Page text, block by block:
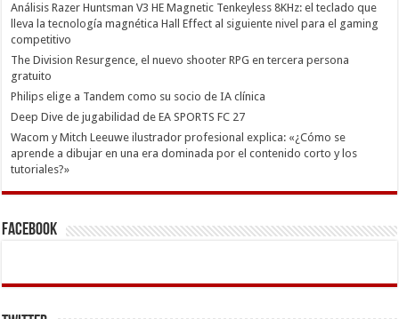
Análisis Razer Huntsman V3 HE Magnetic Tenkeyless 8KHz: el teclado que
lleva la tecnología magnética Hall Effect al siguiente nivel para el gaming
competitivo
The Division Resurgence, el nuevo shooter RPG en tercera persona
gratuito
Philips elige a Tandem como su socio de IA clínica
Deep Dive de jugabilidad de EA SPORTS FC 27
Wacom y Mitch Leeuwe ilustrador profesional explica: «¿Cómo se
aprende a dibujar en una era dominada por el contenido corto y los
tutoriales?»
Facebook